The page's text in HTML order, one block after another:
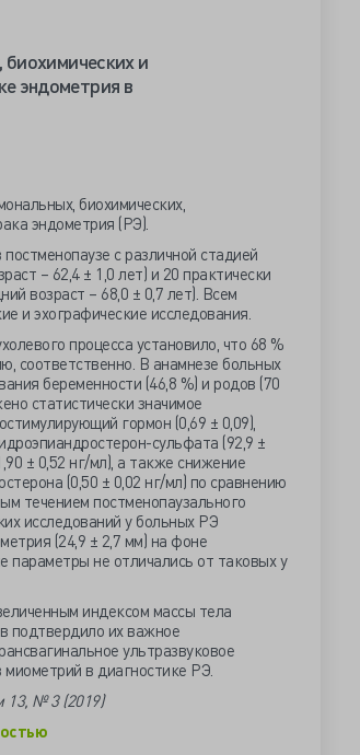
и
эндометрия в
биохимических,
эндометрия (РЭ).
c различной стадией
– 62,4 ± 1,0 лет) и 20 практически
возраст – 68,0 ± 0,7 лет). Всем
и эхографические исследования.
процесса установило, что 68 %
соответственно. В анамнезе больных
беременности (46,8 %) и родов (70
статистически значимое
гормон (0,69 ± 0,09),
сульфата (92,9 ±
± 0,52 нг/мл), а также снижение
(0,50 ± 0,02 нг/мл) по сравнению
течением постменопаузального
исследований у больных РЭ
(24,9 ± 2,7 мм) на фоне
параметры не отличались от таковых у
индексом массы тела
подтвердило их важное
ультразвуковое
в диагностике РЭ.
13, № 3 (2019)